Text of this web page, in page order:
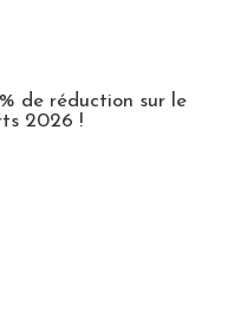
de réduction sur le
2026 !